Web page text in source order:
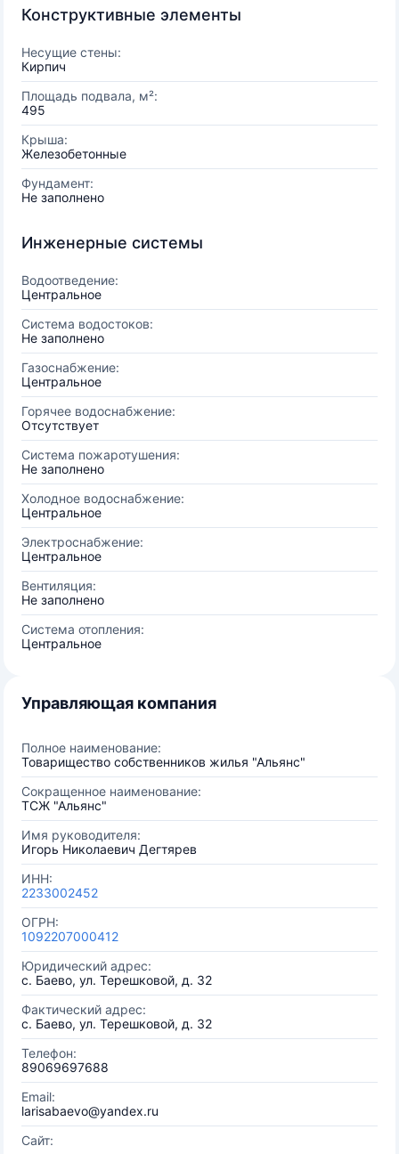
Конструктивные элементы
Несущие стены:
Кирпич
Площадь подвала, м²:
495
Крыша:
Железобетонные
Фундамент:
Не заполнено
Инженерные системы
Водоотведение:
Центральное
Система водостоков:
Не заполнено
Газоснабжение:
Центральное
Горячее водоснабжение:
Отсутствует
Система пожаротушения:
Не заполнено
Холодное водоснабжение:
Центральное
Электроснабжение:
Центральное
Вентиляция:
Не заполнено
Система отопления:
Центральное
Управляющая компания
Полное наименование:
Товарищество собственников жилья "Альянс"
Сокращенное наименование:
ТСЖ "Альянс"
Имя руководителя:
Игорь Николаевич Дегтярев
ИНН:
2233002452
ОГРН:
1092207000412
Юридический адрес:
с. Баево, ул. Терешковой, д. 32
Фактический адрес:
с. Баево, ул. Терешковой, д. 32
Телефон:
89069697688
Email:
larisabaevo@yandex.ru
Сайт: